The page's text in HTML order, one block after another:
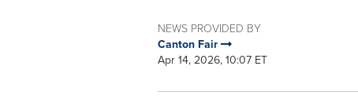
NEWS PROVIDED BY
Canton Fair
Apr 14, 2026, 10:07 ET